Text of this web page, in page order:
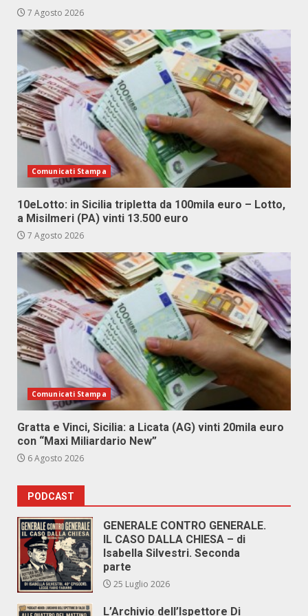
7 Agosto 2026
Comunicati Stampa
10eLotto: in Sicilia tripletta da 100mila euro – Lotto,
a Misilmeri (PA) vinti 13.500 euro
7 Agosto 2026
Comunicati Stampa
Gratta e Vinci, Sicilia: a Licata (AG) vinti 20mila euro
con “Maxi Miliardario New”
6 Agosto 2026
PODCAST
GENERALE CONTRO GENERALE.
IL CASO DALLA CHIESA – di
Isabella Silvestri. Seconda
parte
25 Luglio 2026
L’Archivio dell’Ispettore Di